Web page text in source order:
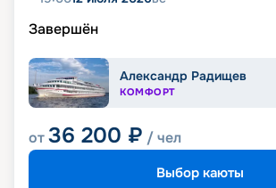
Завершён
Александр Радищев
КОМФОРТ
от36 200 ₽ / чел
Выбор каюты